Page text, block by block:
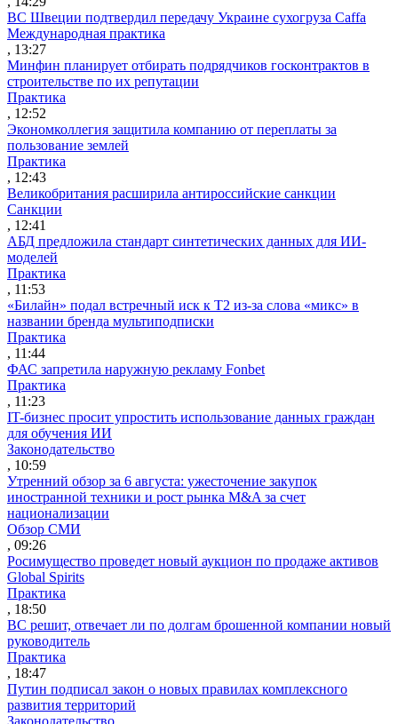
ВС Швеции подтвердил передачу Украине сухогруза Caffa
Международная практика
, 13:27
Минфин планирует отбирать подрядчиков госконтрактов в
строительстве по их репутации
Практика
, 12:52
Экономколлегия защитила компанию от переплаты за
пользование землей
Практика
, 12:43
Великобритания расширила антироссийские санкции
Санкции
, 12:41
АБД предложила стандарт синтетических данных для ИИ-
моделей
Практика
, 11:53
«Билайн» подал встречный иск к Т2 из-за слова «микс» в
названии бренда мультиподписки
Практика
, 11:44
ФАС запретила наружную рекламу Fonbet
Практика
, 11:23
IT-бизнес просит упростить использование данных граждан
для обучения ИИ
Законодательство
, 10:59
Утренний обзор за 6 августа: ужесточение закупок
иностранной техники и рост рынка M&A за счет
национализации
Обзор СМИ
, 09:26
Росимущество проведет новый аукцион по продаже активов
Global Spirits
Практика
, 18:50
ВС решит, отвечает ли по долгам брошенной компании новый
руководитель
Практика
, 18:47
Путин подписал закон о новых правилах комплексного
развития территорий
Законодательство